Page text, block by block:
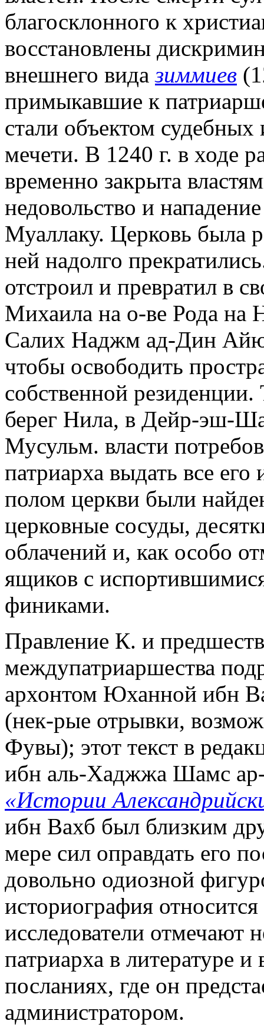
благосклонного к
восстановлены
внешнего видазиммиев
примыкавшие к
стали объектом
мечети. В 1240 г. в ходе
временно закрыта
недовольство и
Муаллаку. Церковь была
ней надолго
отстроил и превратил в
Михаила на о-ве Рода на
Салих Наджм ад-Дин
чтобы освободить
собственной
берег Нила, в Дейр-эш-
Мусульм. власти
патриарха выдать все
полом церкви были
церковные сосуды,
облачений и, как особо
ящиков с
финиками.
Правление К. и
междупатриаршества
архонтом Юханной ибн
(нек-рые отрывки,
Фувы); этот текст в
ибн аль-Хаджжа Шамс
«Истории
ибн Вахб был близким
мере сил оправдать его
довольно одиозной
историография
исследователи отмечают
патриарха в литературе
посланиях, где он
администратором.